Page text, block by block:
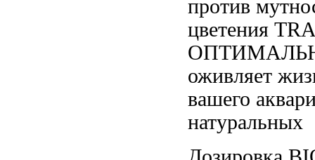
против
цветения
ОПТИМАЛЬНО
оживляет
вашего
натуральных